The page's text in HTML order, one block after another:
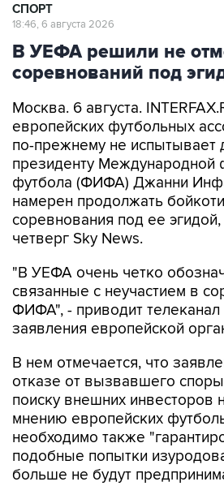
СПОРТ
18:46, 6 августа 2026
В УЕФА решили не
соревнований под
Москва. 6 августа.
европейских футбольных
по-прежнему не испытывает
президенту Международной
футбола (ФИФА) Джанни
намерен продолжать
соревнования под ее
четверг Sky News.
"В УЕФА очень четко
связанные с неучастием в
ФИФА", - приводит
заявления европейской
В нем отмечается, что
отказе от вызвавшего
поиску внешних инвесторов
мнению европейских
необходимо также
подобные попытки
больше не будут